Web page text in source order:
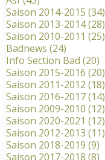
Saison 2014-2015 (34)
Saison 2013-2014(28)
Saison 2010-2011 (25)
Badnews (24)
Info Section Bad (20)
Saison 2015-2016 (20)
Saison 2011-2012 (18)
Saison 2016-2017(14)
Saison 2009-2010 (12)
Saison 2020-2021 (12)
Saison 2012-2013 (11)
Saison 2018-2019 (9)
Saison 2017-2018 (8)